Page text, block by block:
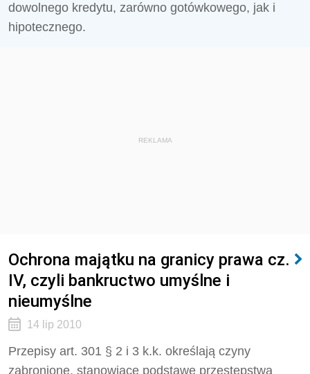
dowolnego kredytu, zarówno gotówkowego, jak i
hipotecznego.
REKLAMA
Ochrona majątku na granicy prawa cz.
IV, czyli bankructwo umyślne i
nieumyślne
14 lip 2010
Przepisy art. 301 § 2 i 3 k.k. określają czyny
zabronione, stanowiące podstawę przestępstwa